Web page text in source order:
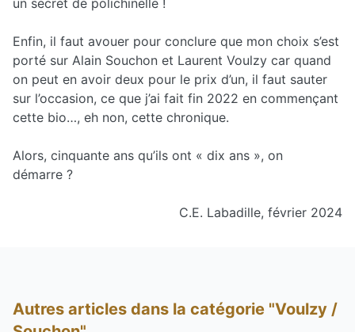
un secret de polichinelle !
Enfin, il faut avouer pour conclure que mon choix s’est
porté sur Alain Souchon et Laurent Voulzy car quand
on peut en avoir deux pour le prix d’un, il faut sauter
sur l’occasion, ce que j’ai fait fin 2022 en commençant
cette bio…, eh non, cette chronique.
Alors, cinquante ans qu’ils ont « dix ans », on
démarre ?
C.E. Labadille, février 2024
Autres articles dans la catégorie "Voulzy /